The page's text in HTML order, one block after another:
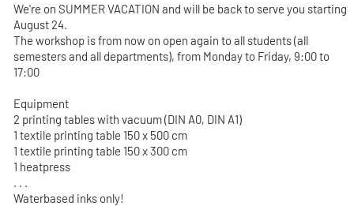
We're on SUMMER VACATION and will be back to serve you starting
August 24.
The workshop is from now on open again to all students (all
semesters and all departments), from Monday to Friday, 9:00 to
17:00
Equipment
2 printing tables with vacuum (DIN A0, DIN A1)
1 textile printing table 150 x 500 cm
1 textile printing table 150 x 300 cm
1 heatpress
. . .
Waterbased inks only!